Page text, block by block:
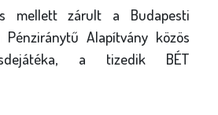
mellett zárult a Budapesti
Alapítvány közös
a tizedik BÉT